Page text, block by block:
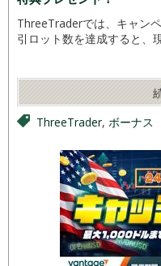
ThreeTraderでは、キャン
引ロット数を達成すると、
ThreeTrader, ボーナス